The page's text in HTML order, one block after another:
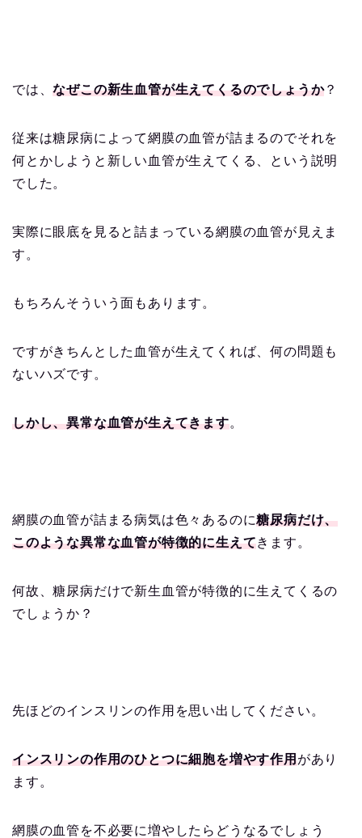
では、なぜこの新生血管が生えてくるのでしょうか？
従来は糖尿病によって網膜の血管が詰まるのでそれを
何とかしようと新しい血管が生えてくる、という説明
でした。
実際に眼底を見ると詰まっている網膜の血管が見えま
す。
もちろんそういう面もあります。
ですがきちんとした血管が生えてくれば、何の問題も
ないハズです。
しかし、異常な血管が生えてきます。
網膜の血管が詰まる病気は色々あるのに糖尿病だけ、
このような異常な血管が特徴的に生えてきます。
何故、糖尿病だけで新生血管が特徴的に生えてくるの
でしょうか？
先ほどのインスリンの作用を思い出してください。
インスリンの作用のひとつに細胞を増やす作用があり
ます。
網膜の血管を不必要に増やしたらどうなるでしょう